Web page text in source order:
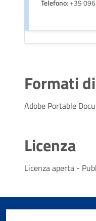
Telefono: +39
Formati
Adobe Portable
Licenza
Licenza aperta -